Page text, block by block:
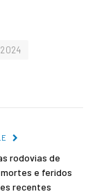
rodovias de
e feridos
recentes